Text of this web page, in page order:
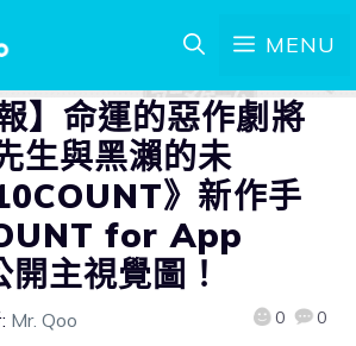
MENU
】命運的惡作劇將
生與黑瀨的未
》新作手
for App
主視覺圖！
Mr. Qoo 0 0